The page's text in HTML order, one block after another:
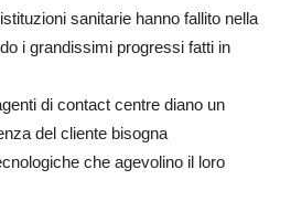
sanitarie hanno fallito nella
i grandissimi progressi fatti in
di contact centre diano un
del cliente bisogna
che agevolino il loro